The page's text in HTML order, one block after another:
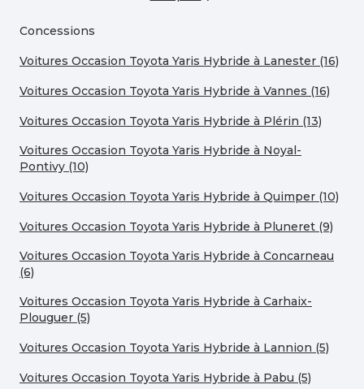
Concessions
Voitures Occasion Toyota Yaris Hybride à Lanester (16)
Voitures Occasion Toyota Yaris Hybride à Vannes (16)
Voitures Occasion Toyota Yaris Hybride à Plérin (13)
Voitures Occasion Toyota Yaris Hybride à Noyal-
Pontivy (10)
Voitures Occasion Toyota Yaris Hybride à Quimper (10)
Voitures Occasion Toyota Yaris Hybride à Pluneret (9)
Voitures Occasion Toyota Yaris Hybride à Concarneau
(6)
Voitures Occasion Toyota Yaris Hybride à Carhaix-
Plouguer (5)
Voitures Occasion Toyota Yaris Hybride à Lannion (5)
Voitures Occasion Toyota Yaris Hybride à Pabu (5)